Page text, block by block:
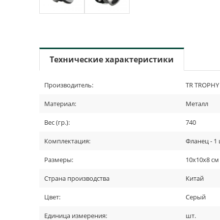
Технические характеристики
Производитель: TR TROPHY
Материал: Металл
Вес (гр.): 740
Комплектация: Фланец - 1
Размеры: 10х10х8 см
Страна производства Китай
Цвет: Серый
Единица измерения: шт.